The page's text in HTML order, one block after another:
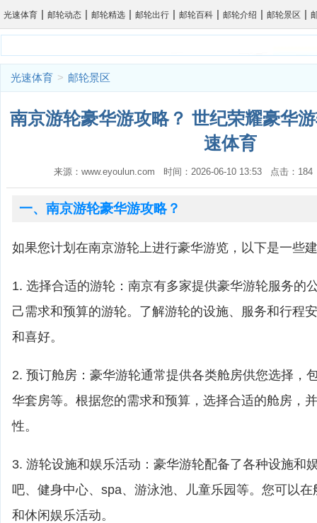
光速体育 | 邮轮动态 | 邮轮精选 | 邮轮出行 | 邮轮百科 | 邮轮介绍 | 邮轮景区 |
光速体育 > 邮轮景区
南京游轮豪华游攻略？ 世纪荣耀豪华
速体育
来源：www.eyoulun.com 时间：2026-06-10 13:53 点击：
一、南京游轮豪华游攻略？
如果您计划在南京游轮上进行豪华游览，以下是一些
1. 选择合适的游轮：南京有多家提供豪华游轮服务的
己需求和预算的游轮。了解游轮的设施、服务和行程
和喜好。
2. 预订舱房：豪华游轮通常提供各类舱房供您选择，
华套房等。根据您的需求和预算，选择合适的舱房，
性。
3. 游轮设施和娱乐活动：豪华游轮配备了各种设施和
吧、健身中心、spa、游泳池、儿童乐园等。您可以
和休闲娱乐活动。